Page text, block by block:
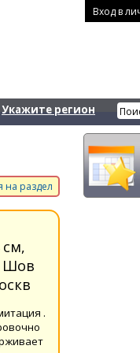
Вход в
Укажите регион
на раздел
Шов
.